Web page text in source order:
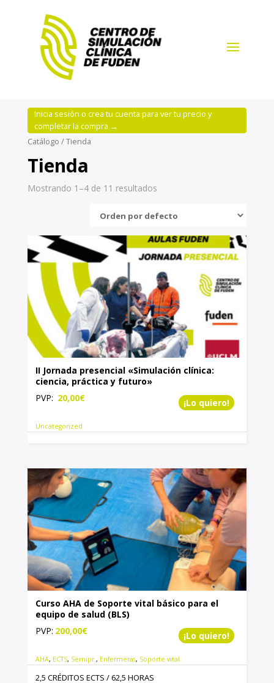
Catálogo / Tienda
Tienda
Inicia sesión o crea tu cuenta para ver tu precio y
completar la compra →
Mostrando 1–4 de 11 resultados
II Jornada presencial «Simulación clínica:
ciencia, práctica y futuro»
PVP: 20,00€ ¡Lo quiero!
Uncategorized
Curso AHA de Soporte vital básico para el
equipo de salud (BLS)
PVP: 200,00€ ¡Lo quiero!
AHA, ECTS, Semipr., Enfermeras, Soporte vital
2,5 CRÉDITOS ECTS / 62,5 HORAS